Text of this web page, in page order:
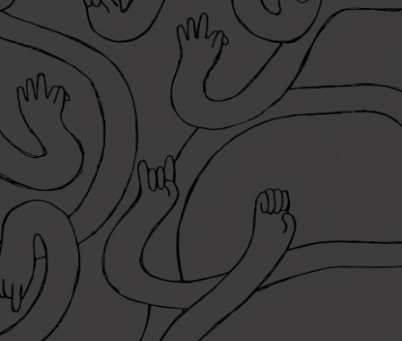
Artiste médiatrice,Marie-Margaux
Bonamydéveloppe une pratique
artistique centrée sur l’exploration des
relations entre l’individu et son
environnement, qu’il soit social,
culturel, politique ou architectural. Elle
interroge la manière dont nous
habitons, construisons et
expérimentons le monde.
Elle
considère l’expérience artistique
comme un outil fait pour rassembler et
faire communauté.